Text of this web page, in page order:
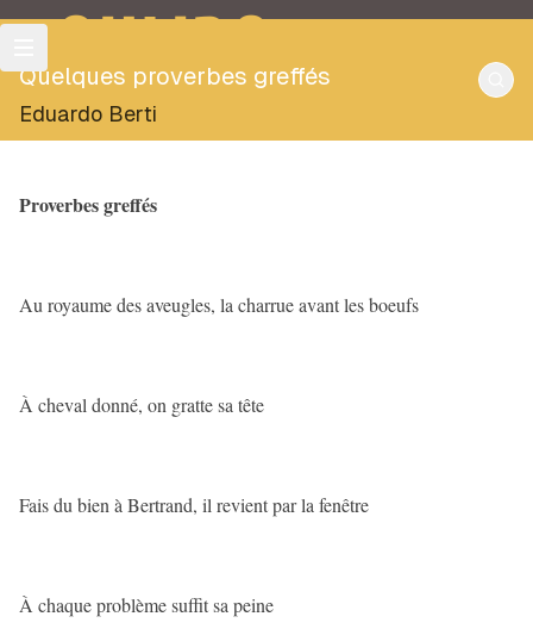
OULIPO
Quelques proverbes greffés
Eduardo Berti
Proverbes greffés
Au royaume des aveugles, la charrue avant les boeufs
À cheval donné, on gratte sa tête
Fais du bien à Bertrand, il revient par la fenêtre
À chaque problème suffit sa peine